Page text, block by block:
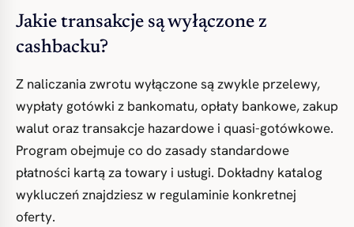
Jakie transakcje są wyłączone z
cashbacku?
Z naliczania zwrotu wyłączone są zwykle przelewy,
wypłaty gotówki z bankomatu, opłaty bankowe, zakup
walut oraz transakcje hazardowe i quasi-gotówkowe.
Program obejmuje co do zasady standardowe
płatności kartą za towary i usługi. Dokładny katalog
wykluczeń znajdziesz w regulaminie konkretnej
oferty.